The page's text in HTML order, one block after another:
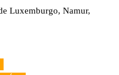
Luxemburgo, Namur,